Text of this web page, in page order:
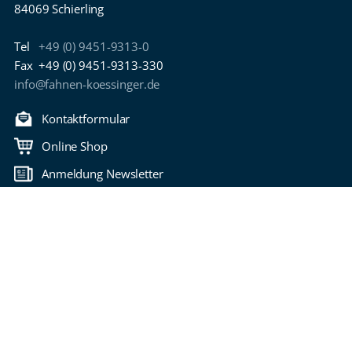
84069 Schierling
Tel +49 (0) 9451-9313-0
Fax +49 (0) 9451-9313-330
info@fahnen-koessinger.de
Kontaktformular
Online Shop
Anmeldung Newsletter